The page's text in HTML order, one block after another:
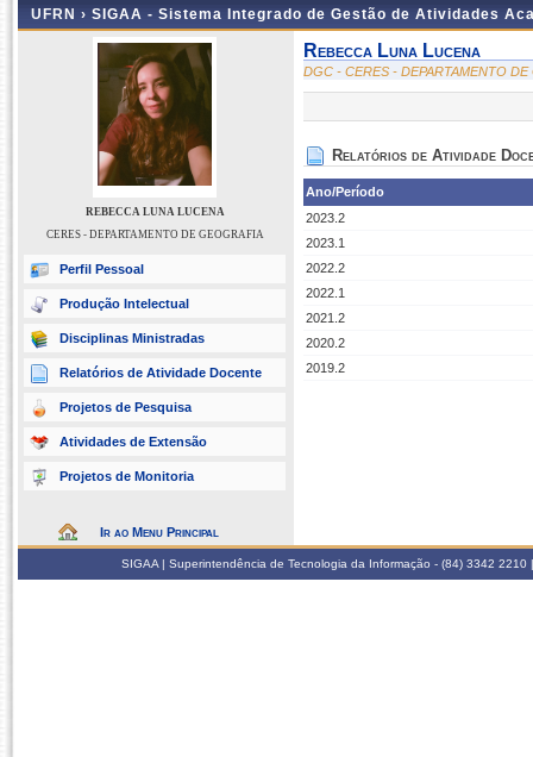
UFRN › SIGAA - Sistema Integrado de Gestão de Atividades
REBECCA LUNA LUCENA
CERES - DEPARTAMENTO DE GEOGRAFIA
Perfil Pessoal
Produção Intelectual
Disciplinas Ministradas
Relatórios de Atividade Docente
Projetos de Pesquisa
Atividades de Extensão
Projetos de Monitoria
Ir ao Menu Principal
Rebecca Luna Lucena
DGC - CERES - DEPARTAMENTO
Relatórios de Atividade
Ano/Período
2023.2
2023.1
2022.2
2022.1
2021.2
2020.2
2019.2
SIGAA | Superintendência de Tecnologia da Informação - (84) 3342